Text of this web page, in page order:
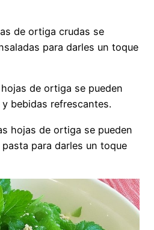
de ortiga crudas se
para darles un toque
de ortiga se pueden
bebidas refrescantes.
hojas de ortiga se pueden
para darles un toque